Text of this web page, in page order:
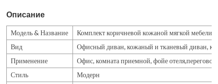
Описание
Модель & Название
Комплект коричневой кожаной мягкой мебели
Вид
Офисный диван, кожаный и тканевый диван,
Применение
Офис, комната приемной, фойе
Стиль
Модерн